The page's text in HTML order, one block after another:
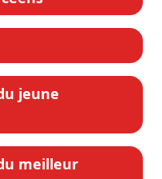
jeune
meilleur